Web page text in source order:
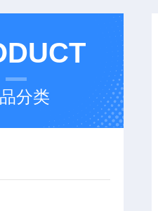
分类